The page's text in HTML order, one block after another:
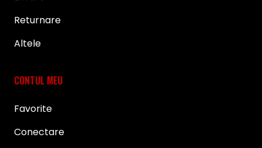
Returnare
Altele
CONTUL MEU
Favorite
Conectare